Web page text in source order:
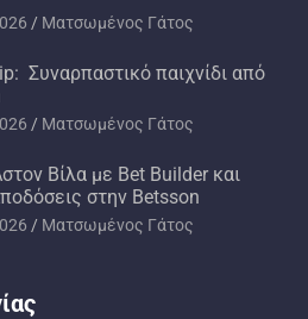
Ματσωμένος Γάτος
Συναρπαστικό παιχνίδι από
Ματσωμένος Γάτος
Βίλα με Bet Builder και
στην Betsson
Ματσωμένος Γάτος